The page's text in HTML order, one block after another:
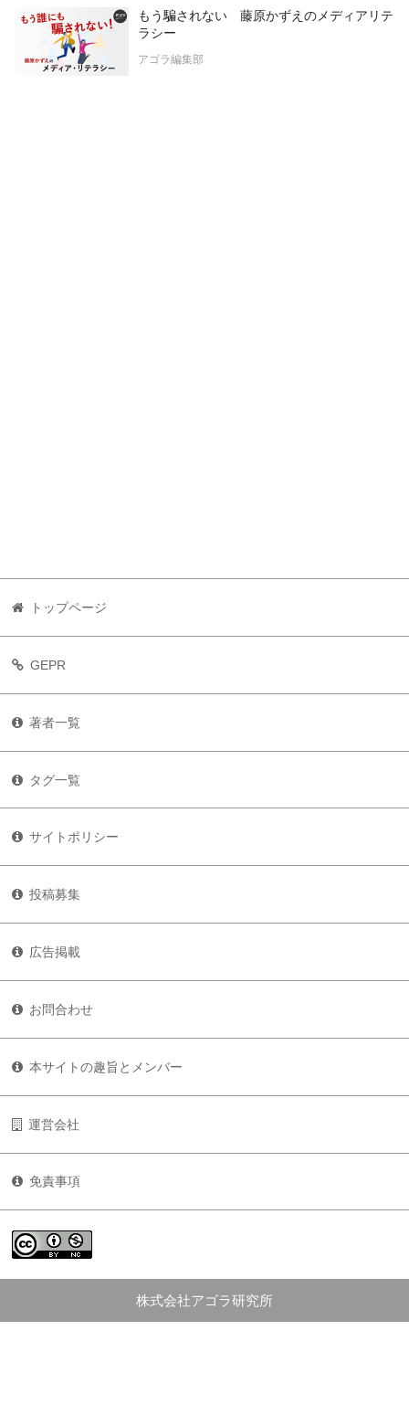
もう騙されない 藤原かずえのメディアリテ
ラシー
アゴラ編集部
トップページ
GEPR
著者一覧
タグ一覧
サイトポリシー
投稿募集
広告掲載
お問合わせ
本サイトの趣旨とメンバー
運営会社
免責事項
株式会社アゴラ研究所